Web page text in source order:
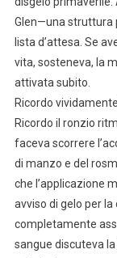
Glen—una struttura
lista d’attesa. Se
vita, sosteneva, la
attivata subito.
Ricordo
Ricordo il ronzio
faceva scorrere
di manzo e del
che l’applicazione
avviso di gelo per
completamente
sangue discuteva